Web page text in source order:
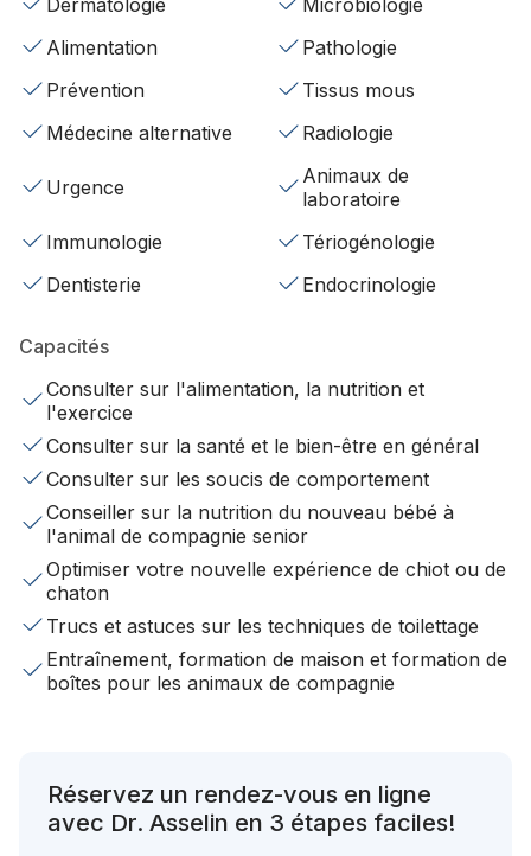
Dermatologie
Microbiologie
Alimentation
Pathologie
Prévention
Tissus mous
Médecine alternative
Radiologie
Urgence
Animaux de
laboratoire
Immunologie
Tériogénologie
Dentisterie
Endocrinologie
Capacités
Consulter sur l'alimentation, la nutrition et
l'exercice
Consulter sur la santé et le bien-être en général
Consulter sur les soucis de comportement
Conseiller sur la nutrition du nouveau bébé à
l'animal de compagnie senior
Optimiser votre nouvelle expérience de chiot ou de
chaton
Trucs et astuces sur les techniques de toilettage
Entraînement, formation de maison et formation de
boîtes pour les animaux de compagnie
Réservez un rendez-vous en ligne
avec Dr. Asselin en 3 étapes faciles!